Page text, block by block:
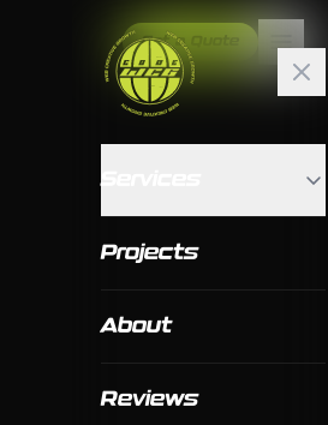
Get a Quote
Projects
About
Reviews